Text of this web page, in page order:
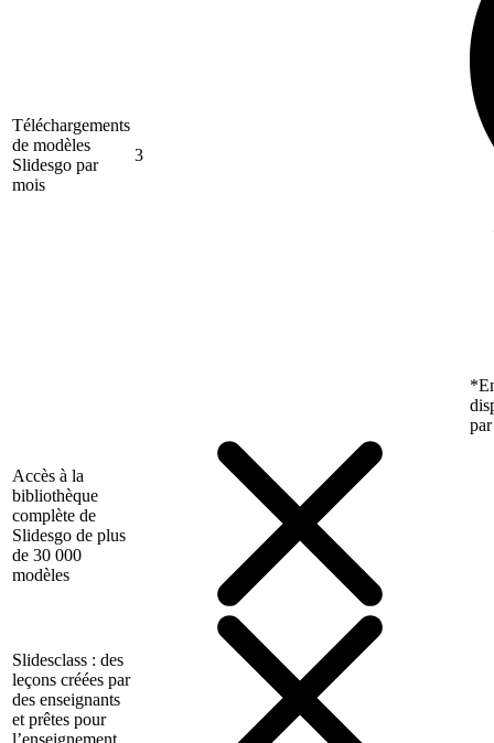
Téléchargements
de modèles
Slidesgo par
mois
3
Accès à la
bibliothèque
complète de
Slidesgo de plus
de 30 000
modèles
Slidesclass : des
leçons créées par
des enseignants
et prêtes pour
l’enseignement